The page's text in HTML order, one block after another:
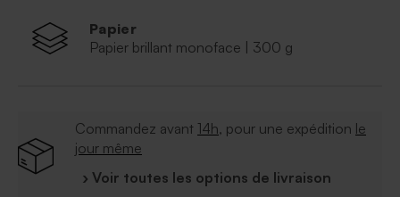
Papier
Papier brillant monoface | 300 g
Commandez avant 14h, pour une expédition le
jour même
› Voir toutes les options de livraison